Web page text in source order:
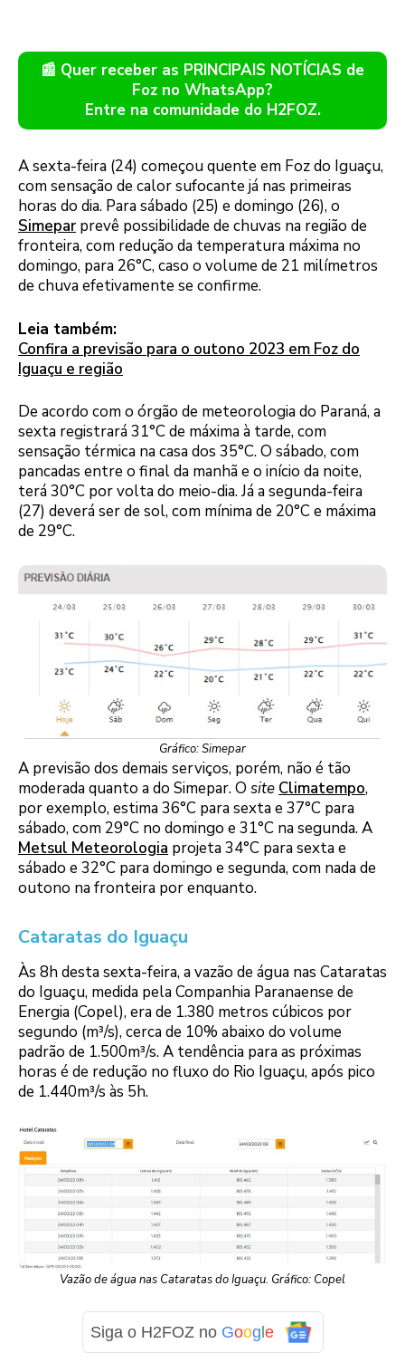
📰 Quer receber as PRINCIPAIS NOTÍCIAS de
Foz no WhatsApp?
Entre na comunidade do H2FOZ.
A sexta-feira (24) começou quente em Foz do Iguaçu,
com sensação de calor sufocante já nas primeiras
horas do dia. Para sábado (25) e domingo (26), o
Simepar prevê possibilidade de chuvas na região de
fronteira, com redução da temperatura máxima no
domingo, para 26°C, caso o volume de 21 milímetros
de chuva efetivamente se confirme.
Leia também:
Confira a previsão para o outono 2023 em Foz do
Iguaçu e região
De acordo com o órgão de meteorologia do Paraná, a
sexta registrará 31°C de máxima à tarde, com
sensação térmica na casa dos 35°C. O sábado, com
pancadas entre o final da manhã e o início da noite,
terá 30°C por volta do meio-dia. Já a segunda-feira
(27) deverá ser de sol, com mínima de 20°C e máxima
de 29°C.
Gráfico: Simepar
A previsão dos demais serviços, porém, não é tão
moderada quanto a do Simepar. O site Climatempo,
por exemplo, estima 36°C para sexta e 37°C para
sábado, com 29°C no domingo e 31°C na segunda. A
Metsul Meteorologia projeta 34°C para sexta e
sábado e 32°C para domingo e segunda, com nada de
outono na fronteira por enquanto.
Cataratas do Iguaçu
Às 8h desta sexta-feira, a vazão de água nas Cataratas
do Iguaçu, medida pela Companhia Paranaense de
Energia (Copel), era de 1.380 metros cúbicos por
segundo (m³/s), cerca de 10% abaixo do volume
padrão de 1.500m³/s. A tendência para as próximas
horas é de redução no fluxo do Rio Iguaçu, após pico
de 1.440m³/s às 5h.
Vazão de água nas Cataratas do Iguaçu. Gráfico: Copel
Siga o H2FOZ no Goog e